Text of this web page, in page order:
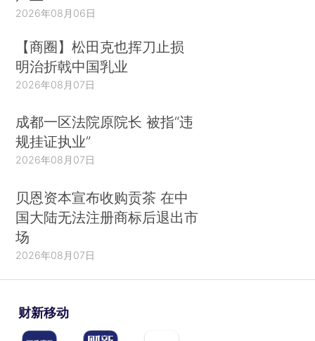
2026年08月06日
【商圈】松田克也挥刀止损
明治折戟中国乳业
2026年08月07日
成都一区法院原院长 被指“违
规挂证执业”
2026年08月07日
贝恩资本宣布收购贡茶 在中
国大陆无法注册商标后退出市
场
2026年08月07日
财新移动